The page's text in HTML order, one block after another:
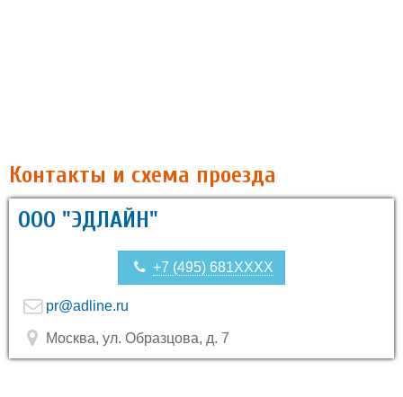
Контакты и схема проезда
ООО "ЭДЛАЙН"
+7 (495) 681XXXX
pr@adline.ru
Москва, ул. Образцова, д. 7